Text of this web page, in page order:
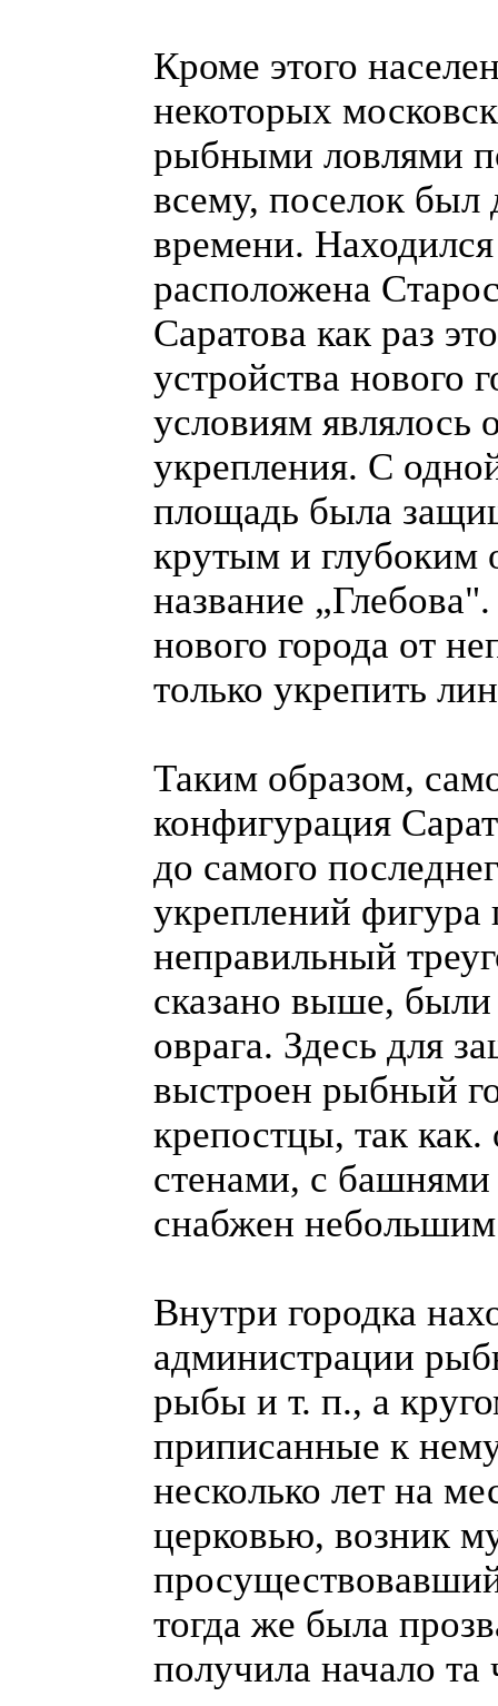
Кроме этого
некоторых
рыбными ловлями
всему, поселок был
времени.
расположена
Саратова как раз
устройства нового
условиям являлось
укрепления. С
площадь была
крутым и глубоким
название
нового города от
только укрепить
Таким образом,
конфигурация
до самого
укреплений фигура
неправильный
сказано выше,
оврага. Здесь для
выстроен рыбный
крепостцы, так
стенами, с
снабжен
Внутри городка
администрации
рыбы и т. п., а
приписанные к
несколько лет на
церковью, возник
тогда же была
получила начало